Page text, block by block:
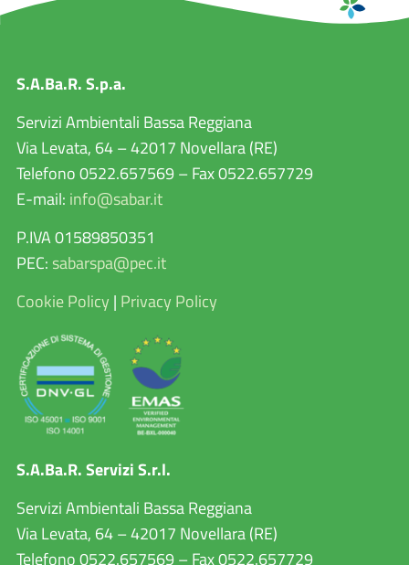
S.A.Ba.R. S.p.a.
Servizi Ambientali Bassa Reggiana
Via Levata, 64 – 42017 Novellara (RE)
Telefono 0522.657569 – Fax 0522.657729
E-mail: info@sabar.it
P.IVA 01589850351
PEC: sabarspa@pec.it
Cookie Policy | Privacy Policy
S.A.Ba.R. Servizi S.r.l.
Servizi Ambientali Bassa Reggiana
Via Levata, 64 – 42017 Novellara (RE)
Telefono 0522.657569 – Fax 0522.657729